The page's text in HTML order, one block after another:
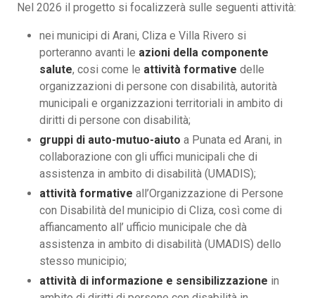
Nel 2026 il progetto si focalizzerà sulle seguenti attività:
nei municipi di Arani, Cliza e Villa Rivero si
porteranno avanti le azioni della componente
salute, cosi come le attività formative delle
organizzazioni di persone con disabilità, autorità
municipali e organizzazioni territoriali in ambito di
diritti di persone con disabilità;
gruppi di auto-mutuo-aiuto a Punata ed Arani, in
collaborazione con gli uffici municipali che di
assistenza in ambito di disabilità (UMADIS);
attività formative all’Organizzazione di Persone
con Disabilità del municipio di Cliza, così come di
affiancamento all’ ufficio municipale che dà
assistenza in ambito di disabilità (UMADIS) dello
stesso municipio;
attività di informazione e sensibilizzazione in